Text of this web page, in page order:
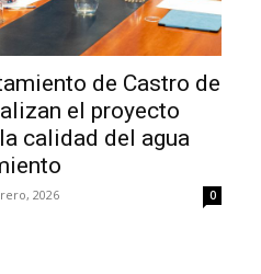
de Castro de
el proyecto
calidad del agua
2026 0